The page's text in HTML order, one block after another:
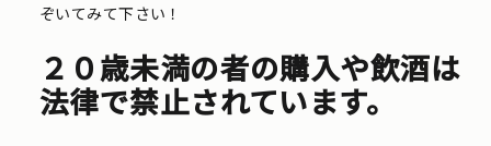
ぞいてみて下さい！
２０歳未満の者の購入や飲酒は
法律で禁止されています。